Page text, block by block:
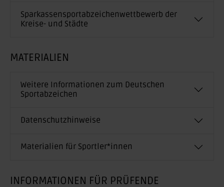
Sparkassensportabzeichenwettbewerb der
Kreise- und Städte
MATERIALIEN
Weitere Informationen zum Deutschen
Sportabzeichen
Datenschutzhinweise
Materialien für Sportler*innen
INFORMATIONEN FÜR PRÜFENDE